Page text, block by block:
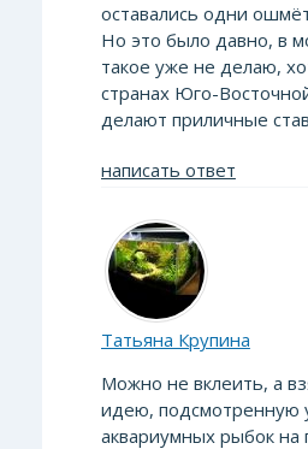
оставались одни
Но это было давно, в
такое уже не делаю,
странах Юго-
делают приличные
написать ответ
Татьяна Крупина
Можно не вклеить, а
идею, подсмотренную
аквариумных рыбок на